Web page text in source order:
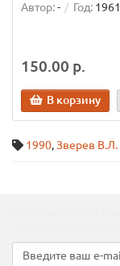
Автор:- Год: 1961
150.00 р.
В корзину
1990,Зверев В.Л.